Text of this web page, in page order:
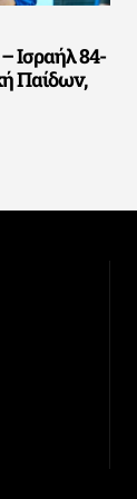
Ισραήλ 84-
Παίδων,